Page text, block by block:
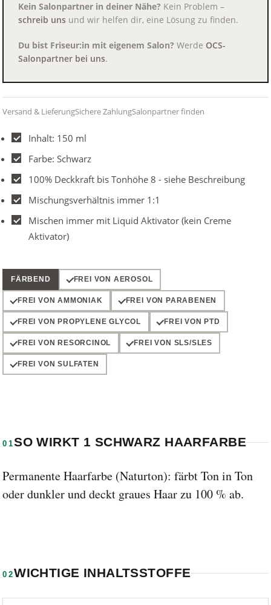
Kein Salonpartner in deiner Nähe?Kein Problem –
schreib unsund wir helfen dir, eine Lösung zu finden.
Du bist Friseur:in mit eigenem Salon?Werde OCS-
Salonpartner bei uns.
Versand & LieferungSichere ZahlungSalonpartner finden
Inhalt: 150 ml
Farbe: Schwarz
100% Deckkraft bis Tonhöhe 8 - siehe Beschreibung
Mischungsverhältnis immer 1:1
Mischen immer mit Liquid Aktivator (kein Creme
Aktivator)
FÄRBEND FREI VON AEROSOL
FREI VON AMMONIAK FREI VON PARABENEN
FREI VON PROPYLENE GLYCOL FREI VON PTD
FREI VON RESORCINOL FREI VON SLS/SLES
FREI VON SULFATEN
01SO WIRKT 1 SCHWARZ HAARFARBE
Permanente Haarfarbe (Naturton): färbt Ton in Ton
oder dunkler und deckt graues Haar zu 100 % ab.
02WICHTIGE INHALTSSTOFFE